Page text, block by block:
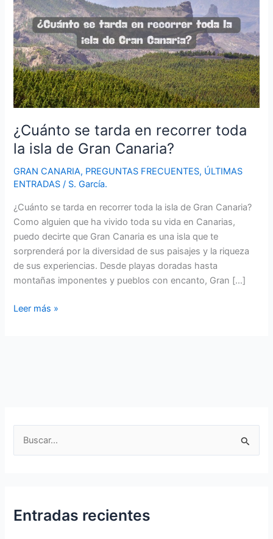
¿Cuánto se tarda en recorrer toda
la isla de Gran Canaria?
GRAN CANARIA, PREGUNTAS FRECUENTES, ÚLTIMAS
ENTRADAS / S. García.
¿Cuánto se tarda en recorrer toda la isla de Gran Canaria?
Como alguien que ha vivido toda su vida en Canarias,
puedo decirte que Gran Canaria es una isla que te
sorprenderá por la diversidad de sus paisajes y la riqueza
de sus experiencias. Desde playas doradas hasta
montañas imponentes y pueblos con encanto, Gran […]
¿Cuánto
de
Gran
Canaria?
Leer más »
rEntradas recientes